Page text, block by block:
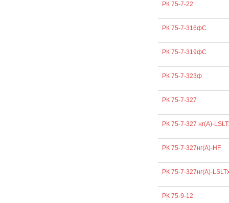
РК 75-7-22
РК 75-7-316фС
РК 75-7-319фС
РК 75-7-323ф
РК 75-7-327
РК 75-7-327 нг(А)-
РК 75-7-327нг(А)-HF
РК 75-7-327нг(А)-
РК 75-9-12